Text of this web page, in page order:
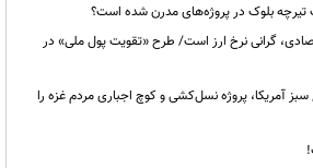
تیرچه بلوک در پروژه‌های مدرن شده است؟
گرانی نرخ ارز است/ طرح «تقویت پول ملی» در
سبز آمریکا، پروژه نسل‌کشی و کوچ اجباری مردم غزه را